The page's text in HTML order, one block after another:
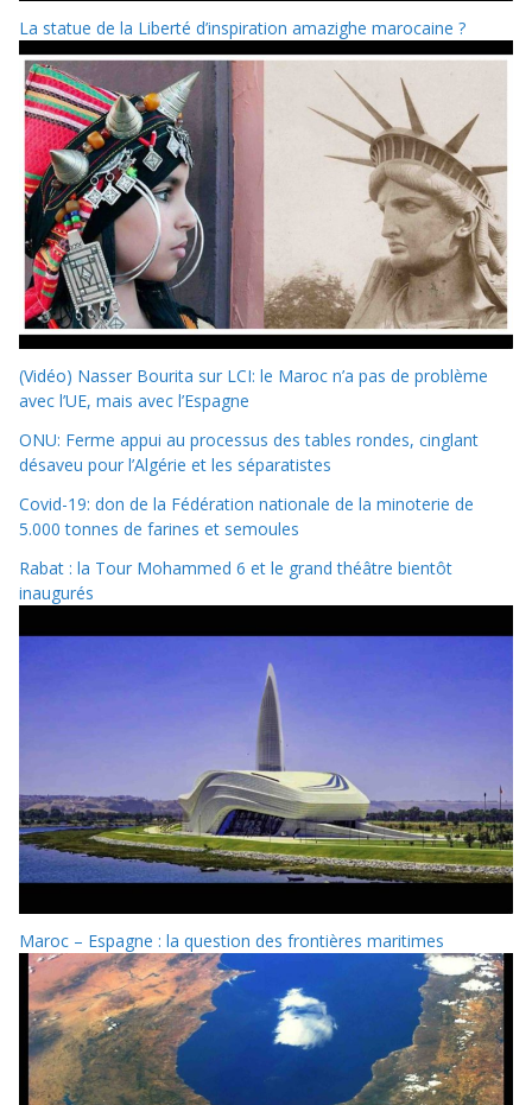
La statue de la Liberté d’inspiration amazighe marocaine ?
(Vidéo) Nasser Bourita sur LCI: le Maroc n’a pas de problème
avec l’UE, mais avec l’Espagne
ONU: Ferme appui au processus des tables rondes, cinglant
désaveu pour l’Algérie et les séparatistes
Covid-19: don de la Fédération nationale de la minoterie de
5.000 tonnes de farines et semoules
Rabat : la Tour Mohammed 6 et le grand théâtre bientôt
inaugurés
Maroc – Espagne : la question des frontières maritimes